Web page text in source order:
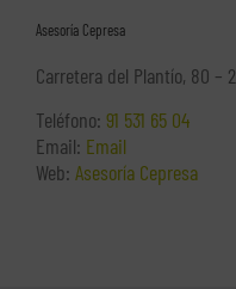
Asesoría Cepresa
Carretera del Plantío, 80 –
Teléfono: 91 531 65 04
Email: Email
Web: Asesoría Cepresa